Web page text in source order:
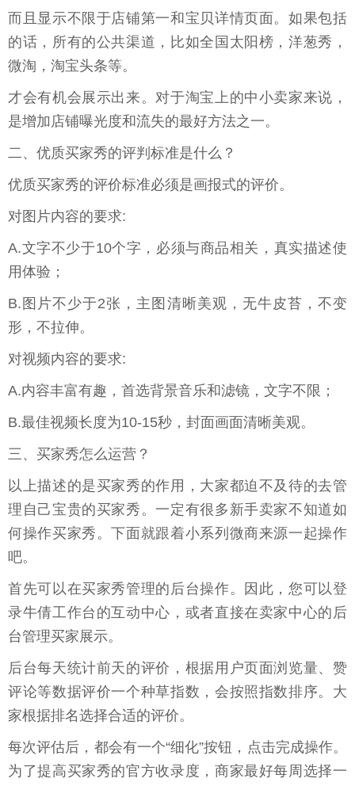
而且显示不限于店铺第一和宝贝详情页面。如果包括
的话，所有的公共渠道，比如全国太阳榜，洋葱秀，
微淘，淘宝头条等。
才会有机会展示出来。对于淘宝上的中小卖家来说，
是增加店铺曝光度和流失的最好方法之一。
二、优质买家秀的评判标准是什么？
优质买家秀的评价标准必须是画报式的评价。
对图片内容的要求:
A.文字不少于10个字，必须与商品相关，真实描述使
用体验；
B.图片不少于2张，主图清晰美观，无牛皮苔，不变
形，不拉伸。
对视频内容的要求:
A.内容丰富有趣，首选背景音乐和滤镜，文字不限；
B.最佳视频长度为10-15秒，封面画面清晰美观。
三、买家秀怎么运营？
以上描述的是买家秀的作用，大家都迫不及待的去管
理自己宝贵的买家秀。一定有很多新手卖家不知道如
何操作买家秀。下面就跟着小系列微商来源一起操作
吧。
首先可以在买家秀管理的后台操作。因此，您可以登
录牛倩工作台的互动中心，或者直接在卖家中心的后
台管理买家展示。
后台每天统计前天的评价，根据用户页面浏览量、赞
评论等数据评价一个种草指数，会按照指数排序。大
家根据排名选择合适的评价。
每次评估后，都会有一个“细化”按钮，点击完成操作。
为了提高买家秀的官方收录度，商家最好每周选择一